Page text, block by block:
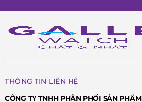
THÔNG TIN LIÊN HỆ
CÔNG TY TNHH PHÂN PHỐI SẢN